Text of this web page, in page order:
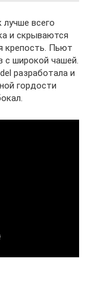
лучше всего
и скрываются
крепость. Пьют
c широкой чашей.
разработала и
гордости